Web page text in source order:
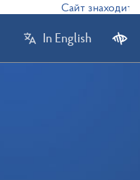
Сайт
In English